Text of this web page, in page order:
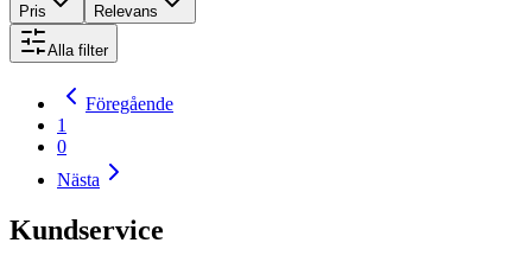
Pris Relevans
Alla filter
Föregående
1
0
Nästa
Kundservice